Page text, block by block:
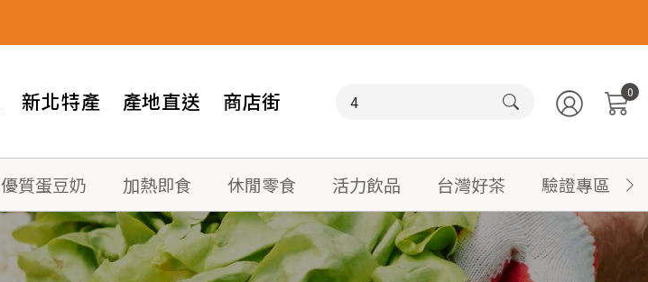
新北特產 產地直送 商店街 0
優質蛋豆奶 加熱即食 休閒零食 活力飲品 台灣好茶 驗證專區